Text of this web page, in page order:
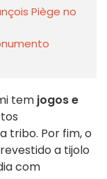
Piège no
tem jogos e
tribo. Por fim, o
revestido a tijolo
com